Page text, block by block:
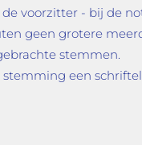
voorzitter - bij de
geen grotere
stemmen.
een